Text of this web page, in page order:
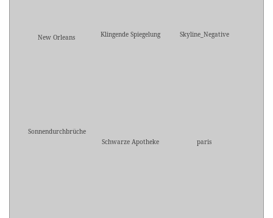
New Orleans Klingende Spiegelung Skyline_Negative
Sonnendurchbrüche
Schwarze Apotheke
paris